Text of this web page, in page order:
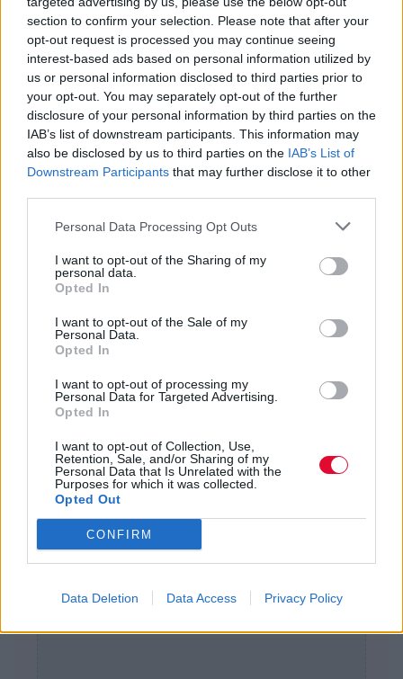
section to confirm your selection. Please note that after your
opt-out request is processed you may continue seeing
interest-based ads based on personal information utilized by
us or personal information disclosed to third parties prior to
your opt-out. You may separately opt-out of the further
disclosure of your personal information by third parties on the
IAB’s list of downstream participants. This information may
also be disclosed by us to third parties on the IAB’s List of
Downstream Participants that may further disclose it to other
Personal Data Processing Opt Outs
I want to opt-out of the Sharing of my
personal data.
Opted In
I want to opt-out of the Sale of my
Personal Data.
Opted In
I want to opt-out of processing my
Personal Data for Targeted Advertising.
Opted In
I want to opt-out of Collection, Use,
Retention, Sale, and/or Sharing of my
Personal Data that Is Unrelated with the
Purposes for which it was collected.
Opted Out
CONFIRM
Data Deletion Data Access Privacy Policy
τους σταθμούς του HΣAΠ και του ATTIKOY
METPO, σε μια ανεκμετάλλευτη πυκνοκατοικημένη
περιοχή στη καρδιά της Aθήνας, με άνετη πλέον
πρόσβαση οδικώς τόσο από το κέντρο όσο και από
την Aττική Oδό, το GAGARIN 205 αποκτά πλέον
στρατηγική σημασία, μιας και βρίσκεται σε κομβικό
σημείο στο χάρτη της ψυχαγωγίας, ικανοποιώντας
νότια και βόρεια προάστια, πέρα, μέσα και γύρω
από το...ποτάμι.
Αποθήκευση σε
Πίσω
Διαφήμιση